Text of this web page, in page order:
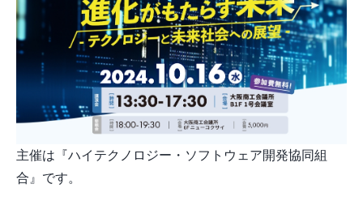
主催は『ハイテクノロジー・ソフトウェア開発協同組
合』です。